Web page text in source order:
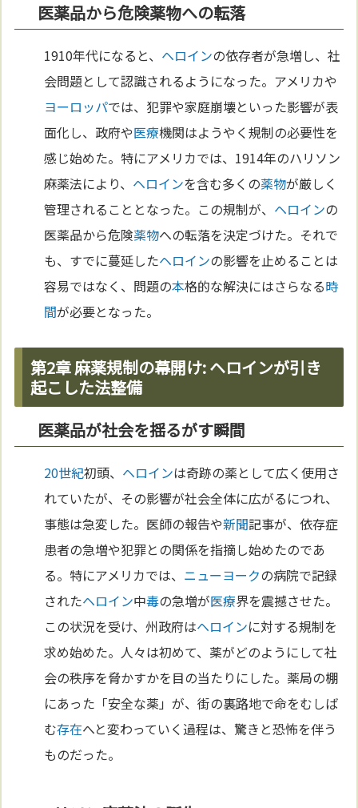
医薬品から危険薬物への転落
1910年代になると、 ヘロインの依存者が急増し、社
会問題として認識されるようになった。アメリカや
ヨーロッパでは、犯罪や家庭崩壊といった影響が表
面化し、政府や医療機関はようやく規制の必要性を
感じ始めた。特にアメリカでは、1914年のハリソン
麻薬法により、 ヘロインを含む多くの薬物が厳しく
管理されることとなった。この規制が、 ヘロインの
医薬品から危険薬物への転落を決定づけた。それで
も、すでに蔓延したヘロインの影響を止めることは
容易ではなく、問題の本格的な解決にはさらなる時
間が必要となった。
第2章 麻薬規制の幕開け: ヘロインが引き
起こした法整備
医薬品が社会を揺るがす瞬間
20世紀初頭、 ヘロインは奇跡の薬として広く使用さ
れていたが、その影響が社会全体に広がるにつれ、
事態は急変した。医師の報告や新聞記事が、依存症
患者の急増や犯罪との関係を指摘し始めたのであ
る。特にアメリカでは、 ニューヨークの病院で記録
されたヘロイン中毒の急増が医療界を震撼させた。
この状況を受け、州政府はヘロインに対する規制を
求め始めた。人々は初めて、薬がどのようにして社
会の秩序を脅かすかを目の当たりにした。薬局の棚
にあった「安全な薬」が、街の裏路地で命をむしば
む存在へと変わっていく過程は、驚きと恐怖を伴う
ものだった。